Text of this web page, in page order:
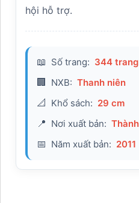
hội hỗ trợ.
📖 Số trang: 344 trang
🏢 NXB: Thanh niên
📐 Khổ sách: 29 cm
📍 Nơi xuất bản:
📅 Năm xuất bản: 2011